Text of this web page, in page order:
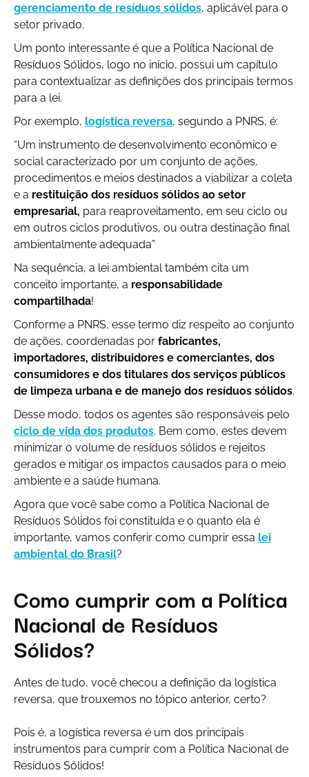
gerenciamento de resíduos sólidos, aplicável para o
setor privado.
Um ponto interessante é que a Política Nacional de
Resíduos Sólidos, logo no início, possui um capítulo
para contextualizar as definições dos principais termos
para a lei.
Por exemplo, logística reversa, segundo a PNRS, é:
“Um instrumento de desenvolvimento econômico e
social caracterizado por um conjunto de ações,
procedimentos e meios destinados a viabilizar a coleta
e a restituição dos resíduos sólidos ao setor
empresarial, para reaproveitamento, em seu ciclo ou
em outros ciclos produtivos, ou outra destinação final
ambientalmente adequada”
Na sequência, a lei ambiental também cita um
conceito importante, a responsabilidade
compartilhada!
Conforme a PNRS, esse termo diz respeito ao conjunto
de ações, coordenadas por fabricantes,
importadores, distribuidores e comerciantes, dos
consumidores e dos titulares dos serviços públicos
de limpeza urbana e de manejo dos resíduos sólidos.
Desse modo, todos os agentes são responsáveis pelo
ciclo de vida dos produtos. Bem como, estes devem
minimizar o volume de resíduos sólidos e rejeitos
gerados e mitigar os impactos causados para o meio
ambiente e a saúde humana.
Agora que você sabe como a Política Nacional de
Resíduos Sólidos foi constituída e o quanto ela é
importante, vamos conferir como cumprir essa lei
ambiental do Brasil?
Como cumprir com a Política
Nacional de Resíduos
Sólidos?
Antes de tudo, você checou a definição da logística
reversa, que trouxemos no tópico anterior, certo?
Pois é, a logística reversa é um dos principais
instrumentos para cumprir com a Política Nacional de
Resíduos Sólidos!